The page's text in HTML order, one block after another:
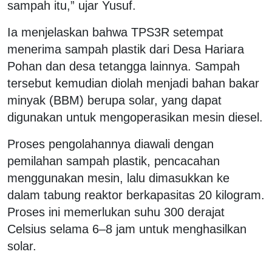
sampah itu,” ujar Yusuf.
Ia menjelaskan bahwa TPS3R setempat
menerima sampah plastik dari Desa Hariara
Pohan dan desa tetangga lainnya. Sampah
tersebut kemudian diolah menjadi bahan bakar
minyak (BBM) berupa solar, yang dapat
digunakan untuk mengoperasikan mesin diesel.
Proses pengolahannya diawali dengan
pemilahan sampah plastik, pencacahan
menggunakan mesin, lalu dimasukkan ke
dalam tabung reaktor berkapasitas 20 kilogram.
Proses ini memerlukan suhu 300 derajat
Celsius selama 6–8 jam untuk menghasilkan
solar.